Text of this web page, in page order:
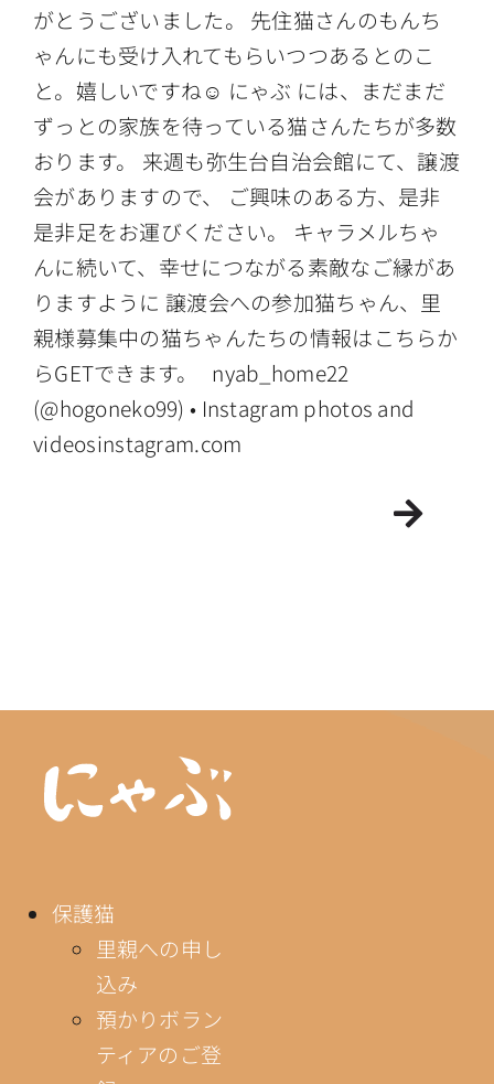
がとうございました。 先住猫さんのもんち
ゃんにも受け入れてもらいつつあるとのこ
と。嬉しいですね☺️ にゃぶ には、まだまだ
ずっとの家族を待っている猫さんたちが多数
おります。 来週も弥生台自治会館にて、譲渡
会がありますので、 ご興味のある方、是非
是非足をお運びください。 キャラメルちゃ
んに続いて、幸せにつながる素敵なご縁があ
りますように 譲渡会への参加猫ちゃん、里
親様募集中の猫ちゃんたちの情報はこちらか
らGETできます。 nyab_home22
(@hogoneko99) • Instagram photos and
videosinstagram.com
保護猫
里親への申し
込み
預かりボラン
ティアのご登